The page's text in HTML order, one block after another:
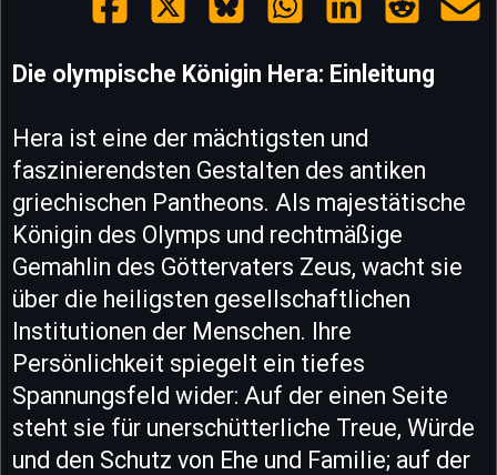
Die olympische Königin Hera: Einleitung
Hera ist eine der mächtigsten und
faszinierendsten Gestalten des antiken
griechischen Pantheons. Als majestätische
Königin des Olymps und rechtmäßige
Gemahlin des Göttervaters Zeus, wacht sie
über die heiligsten gesellschaftlichen
Institutionen der Menschen. Ihre
Persönlichkeit spiegelt ein tiefes
Spannungsfeld wider: Auf der einen Seite
steht sie für unerschütterliche Treue, Würde
und den Schutz von Ehe und Familie; auf der